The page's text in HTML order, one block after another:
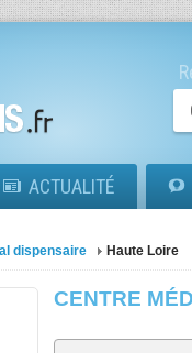
ACTUALITÉ
dispensaire Haute Loire
CENTRE